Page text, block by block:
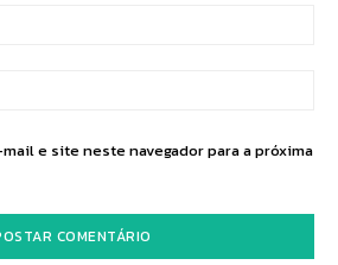
e site neste navegador para a próxima